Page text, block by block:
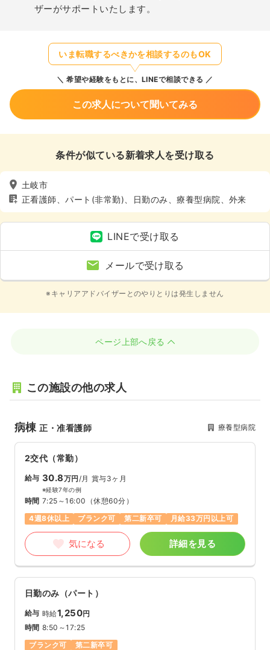
ザーがサポートいたします。
いま転職するべきかを相談するのもOK
希望や経験をもとに、LINEで相談できる
この求人について聞いてみる
条件が似ている新着求人を受け取る
土岐市
正看護師、パート(非常勤)、日勤のみ、療養型病院、外来
LINEで受け取る
メールで受け取る
※キャリアアドバイザーとのやりとりは発生しません
ページ上部へ戻る
この施設の他の求人
病棟正・准看護師 療養型病院
2交代（常勤）
給与 30.8万円/月 賞与3ヶ月
※経験7年の例
時間 7:25～16:00 （休憩60分）
4週8休以上
ブランク可 第二新卒可 月給33万円以上可
気になる 詳細を見る
日勤のみ（パート）
給与 時給1,250円
時間 8:50～17:25
ブランク可
第二新卒可